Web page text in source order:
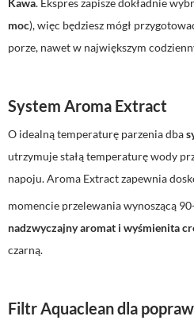
Kawa. Ekspres zapisze dokładnie
moc), więc będziesz mógł
porze, nawet w największym
System Aroma Extract
O idealną temperaturę parzenia dba
utrzymuje stałą temperaturę wody
napoju. Aroma Extract zapewnia
momencie przelewania wynoszącą
nadzwyczajny aromat i wyśmienita
czarną.
Filtr Aquaclean dla